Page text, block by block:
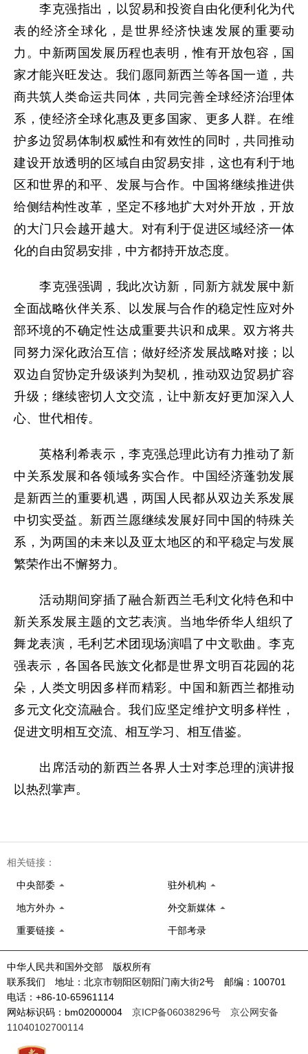
李克强指出，以贸易和投资自由化便利化为代
表的经济全球化，是世界经济快速发展的重要动
力。中新两国发展历程也表明，惟有开放包容，国
家才能兴旺发达。我们愿同新西兰等各国一道，共
商共筑人类命运共同体，共同完善全球经济治理体
系，使经济全球化惠及更多国家、更多人群。在维
护多边贸易体制权威性和有效性的同时，共同推动
建设开放透明的区域自由贸易安排，这也有利于地
区和世界的和平、发展与合作。中国将继续推进供
给侧结构性改革，坚定不移地扩大对外开放，开放
的大门只会越开越大。对有利于促进区域经济一体
化的自由贸易安排，中方都持开放态度。
李克强强调，我此次访新，同新方就发展中新
全面战略伙伴关系、以发展与合作的稳定性应对外
部环境的不确定性达成重要共识和成果。双方将共
同努力深化政治互信；做好经济发展战略对接；以
双边自贸协定升级谈判为契机，推动双边贸易扩容
升级；继续密切人文交流，让中新友好更加深入人
心、世代相传。
英格利希表示，李克强总理此访有力推动了新
中关系发展和各领域务实合作。中国经济蓬勃发展
是新西兰的重要机遇，两国人民都从双边关系发展
中切实受益。新西兰愿继续发展好同中国的特殊关
系，为两国的未来以及亚太地区的和平稳定与发展
繁荣作出不懈努力。
活动期间穿插了融合新西兰毛利文化特色和中
新关系发展主题的文艺表演。当地华侨华人组织了
舞龙表演，毛利艺术团现场演唱了中文歌曲。李克
强表示，各国各民族文化都是世界文明百花园的花
朵，人类文明因多样而精彩。中国和新西兰都推动
多元文化交流融合。我们应坚定维护文明多样性，
促进文明相互交流、相互学习、相互借鉴。
出席活动的新西兰各界人士对李总理的演讲报
以热烈掌声。
相关链接：
中央部委 驻外机构
地方外办 外交新媒体
重要链接 干部考录
中华人民共和国外交部 版权所有
联系我们 地址：北京市朝阳区朝阳门南大街2号 邮编：100701
电话：+86-10-65961114
网站标识码：bm02000004 京ICP备06038296号
京公网安备
11040102700114